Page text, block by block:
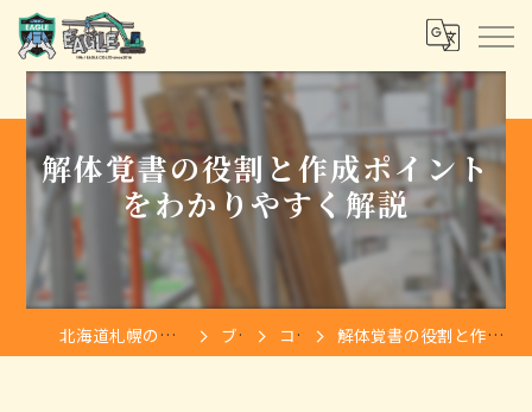
解体覚書の役割と作成ポイント
をわかりやすく解説
北海道札幌の解体は株式会社イーグル ブログ コラム 解体覚書の役割と作成ポイントをわかりやすく解説